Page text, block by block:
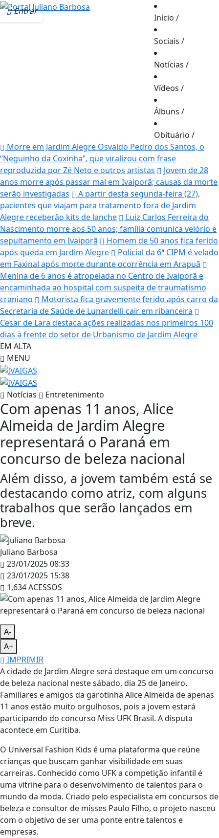
Entrar
Início /
Sociais /
Notícias /
Vídeos /
Álbuns /
Obituário /
Morre em Jardim Alegre Osvaldo Pedro dos Santos, o
“Neguinho da Coxinha”, que viralizou com frase
reproduzida por Zé Neto e outros artistas
Jovem de 28
anos morre após passar mal em Ivaiporã; causas da morte
serão investigadas
A partir desta segunda-feira (27),
pacientes que viajam para tratamento fora de Jardim
Alegre receberão kits de lanche
Luiz Carlos Ferreira do
Nascimento morre aos 50 anos; família comunica velório e
sepultamento em Ivaiporã
Homem de 50 anos fica ferido
após queda em Jardim Alegre
Policial da 6ª CIPM é velado
em Faxinal após morte durante ocorrência em Arapuã
Menina de 6 anos é atropelada no Centro de Ivaiporã e
encaminhada ao hospital com suspeita de traumatismo
craniano
Motorista fica gravemente ferido após carro da
Secretaria de Saúde de Lunardelli cair em ribanceira
Cesar de Lara destaca ações realizadas nos primeiros 100
dias à frente do setor de Urbanismo de Jardim Alegre
EM ALTA
MENU
Notícias Entretenimento
Com apenas 11 anos, Alice
Almeida de Jardim Alegre
representará o Paraná em
concurso de beleza nacional
Além disso, a jovem também está se
destacando como atriz, com alguns
trabalhos que serão lançados em
breve.
Juliano Barbosa
23/01/2025 08:33
23/01/2025 15:38
1,634 ACESSOS
A-
A+
IMPRIMIR
A cidade de Jardim Alegre será destaque em um concurso
de beleza nacional neste sábado, dia 25 de Janeiro.
Familiares e amigos da garotinha Alice Almeida de apenas
11 anos estão muito orgulhosos, pois a jovem estará
participando do concurso Miss UFK Brasil. A disputa
acontece em Curitiba.
O Universal Fashion Kids é uma plataforma que reúne
crianças que buscam ganhar visibilidade em suas
carreiras. Conhecido como UFK a competição infantil é
uma vitrine para o desenvolvimento de talentos para o
mundo da moda. Criado pelo especialista em concursos de
beleza e consultor de misses Paulo Filho, o projeto nasceu
com o objetivo de ser uma ponte entre talentos e
empresas.